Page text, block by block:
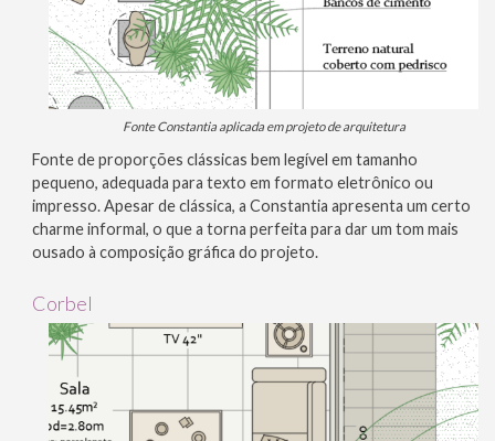
Fonte Constantia aplicada em projeto de arquitetura
Fonte de proporções clássicas bem legível em tamanho
pequeno, adequada para texto em formato eletrônico ou
impresso. Apesar de clássica, a Constantia apresenta um certo
charme informal, o que a torna perfeita para dar um tom mais
ousado à composição gráfica do projeto.
Corbel